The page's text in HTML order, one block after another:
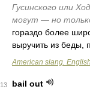
Гусинского или
могут — но
гораздо более
выручить из беды,
American slang.
13
bail out